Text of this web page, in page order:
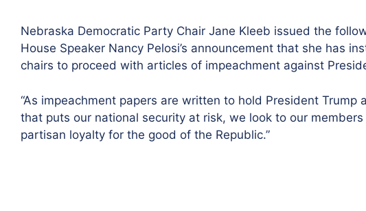
Nebraska Democratic Party Chair Jane Kleeb issued the
House Speaker Nancy Pelosi’s announcement that she has
chairs to proceed with articles of impeachment against
“As impeachment papers are written to hold President Trump
that puts our national security at risk, we look to our
partisan loyalty for the good of the Republic.”